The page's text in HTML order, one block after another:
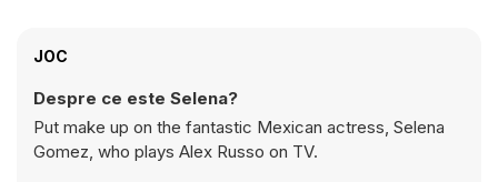
JOC
Despre ce este Selena?
Put make up on the fantastic Mexican actress, Selena
Gomez, who plays Alex Russo on TV.